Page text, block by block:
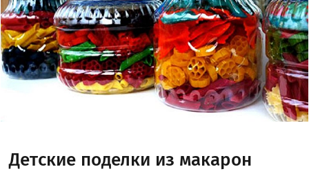
Детские поделки из макарон